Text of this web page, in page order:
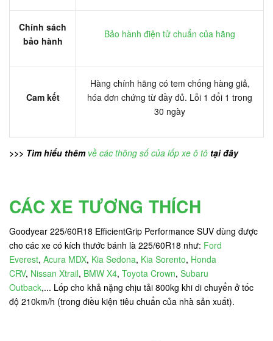
Chính sách
bảo hành
Bảo hành điện tử chuẩn của hãng
Cam kết
Hàng chính hãng có tem chống hàng giả,
hóa đơn chứng từ đầy đủ. Lỗi 1 đổi 1 trong
30 ngày
>>> Tìm hiểu thêm về các thông số của lốp xe ô tô tại đây
CÁC XE TƯƠNG THÍCH
Goodyear 225/60R18 EfficientGrip Performance SUV dùng được
cho các xe có kích thước bánh là 225/60R18 như: Ford
Everest, Acura MDX, Kia Sedona, Kia Sorento, Honda
CRV, Nissan Xtrail, BMW X4, Toyota Crown, Subaru
Outback,... Lốp cho khả nặng chịu tải 800kg khi di chuyển ở tốc
độ 210km/h (trong điều kiện tiêu chuẩn của nhà sản xuất).